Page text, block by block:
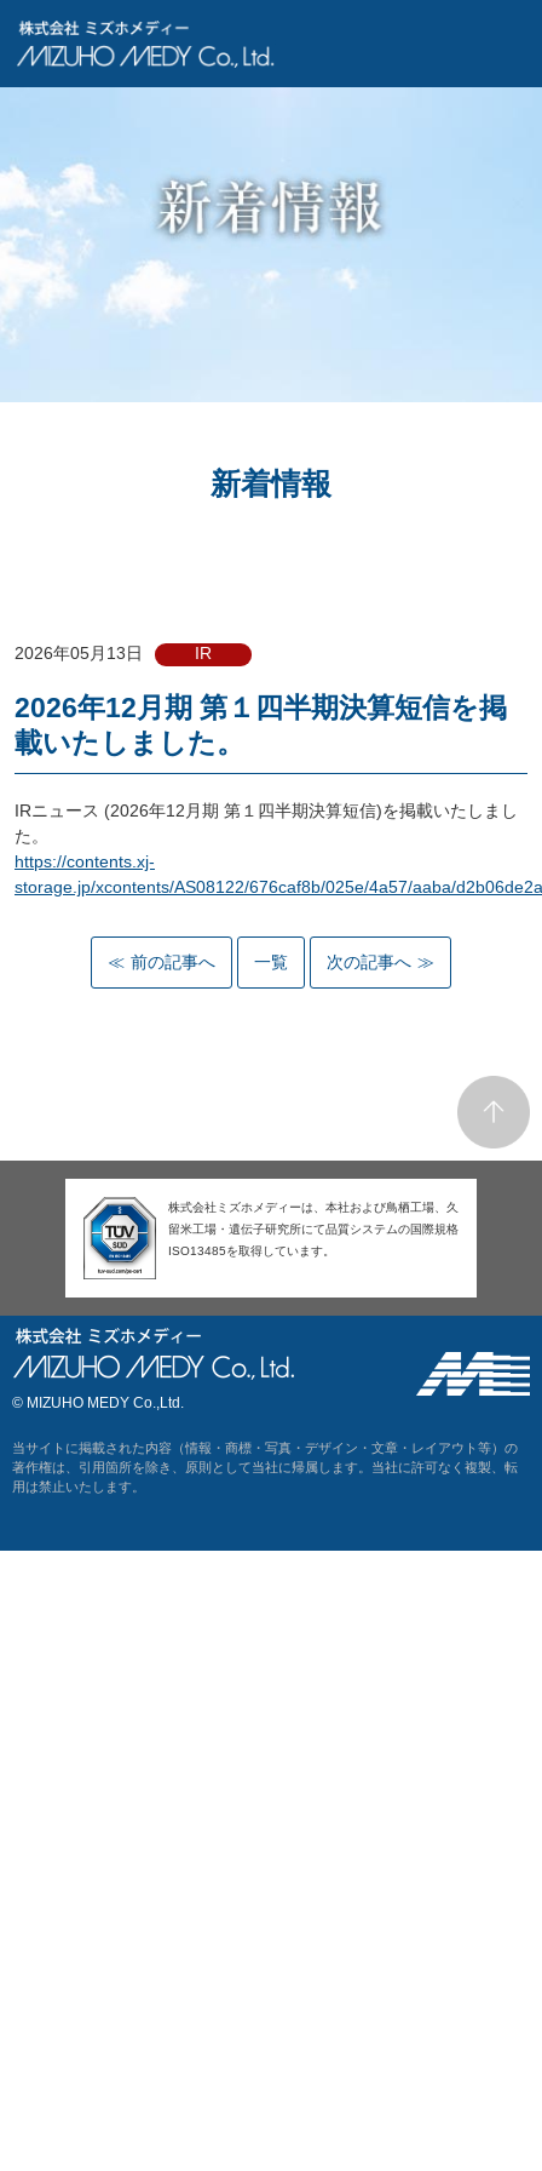
新着情報
2026年05月13日 IR
2026年12月期 第１四半期決算短信を掲
載いたしました。
IRニュース (2026年12月期 第１四半期決算短信)を掲載いたしまし
た。
https://contents.xj-
storage.jp/xcontents/AS08122/676caf8b/025e/4a57/aaba/
前の記事へ 一覧 次の記事へ
株式会社ミズホメディーは、本社および鳥栖工場、久
留米工場・遺伝子研究所にて品質システムの国際規格
ISO13485を取得しています。
© MIZUHO MEDY Co.,Ltd.
当サイトに掲載された内容（情報・商標・写真・デザイン・文章・レイアウト等）の
著作権は、引用箇所を除き、原則として当社に帰属します。当社に許可なく複製、転
用は禁止いたします。